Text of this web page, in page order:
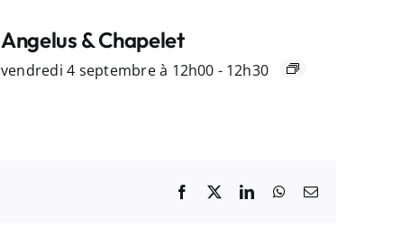
Angelus & Chapelet
vendredi 4 septembre à 12h00 - 12h30
Facebook LinkedInWhatsApp
Email